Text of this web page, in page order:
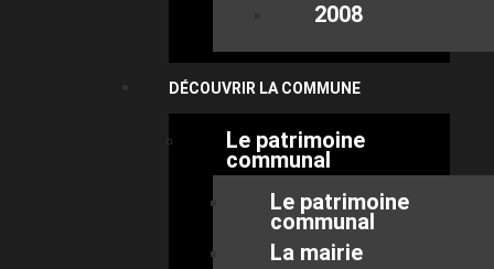
2008
DÉCOUVRIR LA COMMUNE
Le patrimoine
communal
Le patrimoine
communal
La mairie